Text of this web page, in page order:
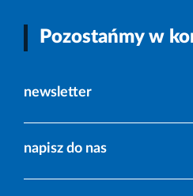
Pozostańmy w
newsletter
napisz do nas